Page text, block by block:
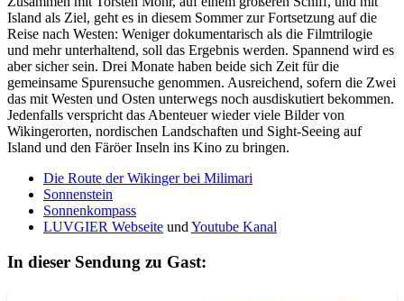
Island als Ziel, geht es in diesem Sommer zur Fortsetzung auf die
Reise nach Westen: Weniger dokumentarisch als die Filmtrilogie
und mehr unterhaltend, soll das Ergebnis werden. Spannend wird es
aber sicher sein. Drei Monate haben beide sich Zeit für die
gemeinsame Spurensuche genommen. Ausreichend, sofern die Zwei
das mit Westen und Osten unterwegs noch ausdiskutiert bekommen.
Jedenfalls verspricht das Abenteuer wieder viele Bilder von
Wikingerorten, nordischen Landschaften und Sight-Seeing auf
Island und den Färöer Inseln ins Kino zu bringen.
Die Route der Wikinger bei Milimari
Sonnenstein
Sonnenkompass
LUVGIER Webseite undYoutube Kanal
In dieser Sendung zu Gast: